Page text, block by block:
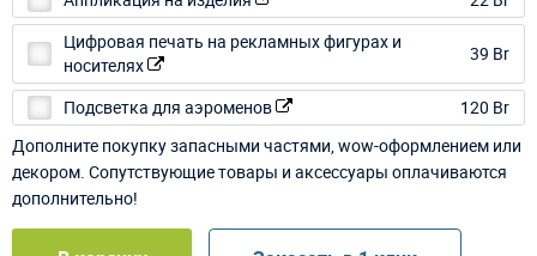
Цифровая печать на рекламных фигурах и
носителях
39 Br
Подсветка для аэроменов
120 Br
Дополните покупку запасными частями, wow-оформлением или
декором. Сопутствующие товары и аксессуары оплачиваются
дополнительно!